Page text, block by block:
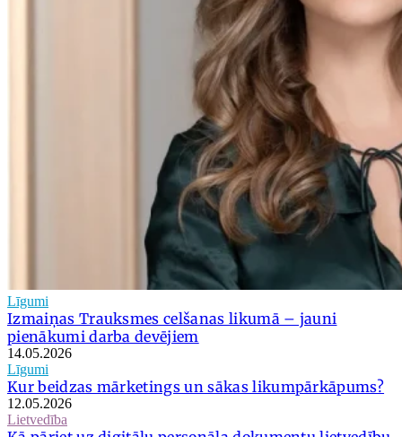
Līgumi
Izmaiņas Trauksmes celšanas likumā – jauni
pienākumi darba devējiem
14.05.2026
Līgumi
Kur beidzas mārketings un sākas likumpārkāpums?
12.05.2026
Lietvedība